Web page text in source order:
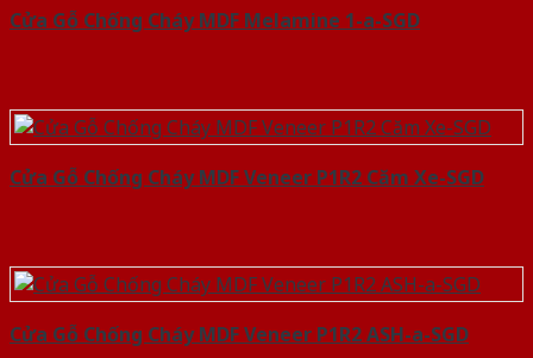
Cửa Gỗ Chống Cháy MDF Melamine 1-a-SGD
Cửa Gỗ Chống Cháy MDF Veneer P1R2 Căm Xe-SGD
Cửa Gỗ Chống Cháy MDF Veneer P1R2 ASH-a-SGD